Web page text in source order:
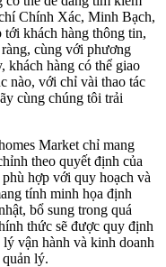
Chính Xác, Minh Bạch,
khách hàng thông tin,
cùng với phương
khách hàng có thể giao
nào, với chỉ vài thao tác
cùng chúng tôi trải
Market chỉ mang
theo quyết định của
hợp với quy hoạch và
tính minh họa định
bổ sung trong quá
thức sẽ được quy định
vận hành và kinh doanh
lý.